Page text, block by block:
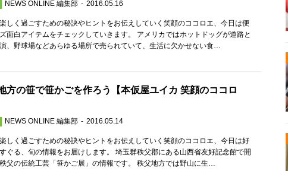
NEWS ONLINE 編集部 2016.05.16
しく過ごすための秘訣やヒントをお伝えしていく笑顔のココロエ、今日は便
面白アイテムをチェックしていきます。 アメリカではホットドッグが道路と
、野球場などあらゆる場所で売られていて、生活に欠かせない食…
方の笹で笹かごを作ろう【本仮屋ユイカ 笑顔のココロ
NEWS ONLINE 編集部 2016.05.14
しく過ごすための秘訣やヒントをお伝えしていく笑顔のココロエ、今日は好
ぐる、旬の情報をお届けします。 埼玉群秩父郡にある山西省友好記念館で開
父の伝統工芸「笹かご展」の情報です。 秩父地方では野山に生…